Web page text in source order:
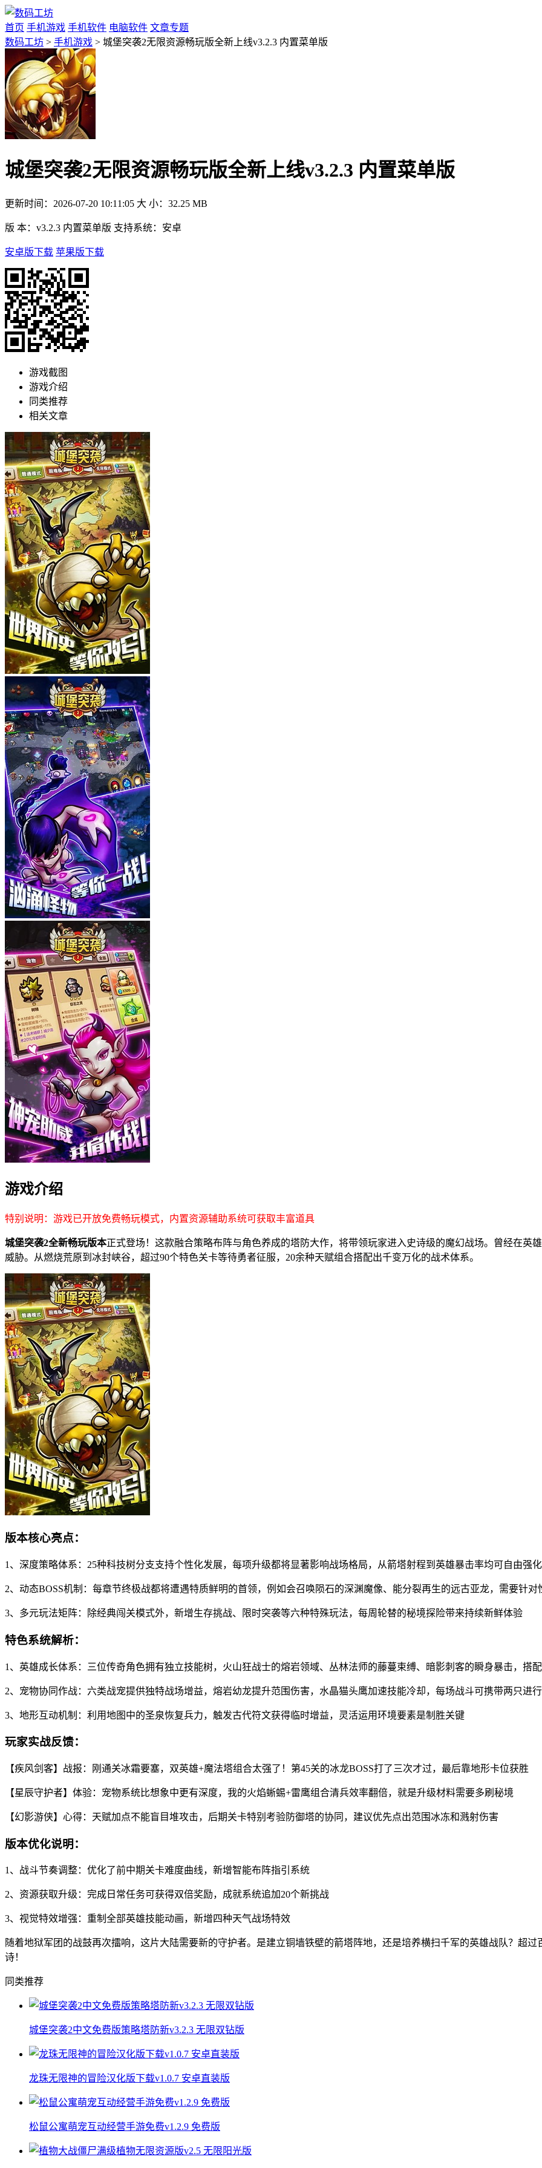
首页 手机游戏 手机软件 电脑软件 文章专题
数码工坊 > 手机游戏 > 城堡突袭2无限资源畅玩版全新上线v3.2.3 内置菜单版
城堡突袭2无限资源畅玩版全新上线v3.2.3 内置菜单版
更新时间： 2026-07-20 10:11:05 大 小： 32.25 MB
版 本： v3.2.3 内置菜单版 支持系统： 安卓
安卓版下载 苹果版下载
游戏截图
游戏介绍
同类推荐
相关文章
游戏介绍
特别说明：游戏已开放免费畅玩模式，内置资源辅助系统可获取丰富道具
城堡突袭2全新畅玩版本正式登场！这款融合策略布阵与角色养成的塔防大作，将带领玩家进入史诗级的魔幻战场。曾经在英
威胁。从燃烧荒原到冰封峡谷，超过90个特色关卡等待勇者征服，20余种天赋组合搭配出千变万化的战术体系。
版本核心亮点：
1、深度策略体系：25种科技树分支支持个性化发展，每项升级都将显著影响战场格局，从箭塔射程到英雄暴击率均可自由强化
2、动态BOSS机制：每章节终极战都将遭遇特质鲜明的首领，例如会召唤陨石的深渊魔像、能分裂再生的远古亚龙，需要针对
3、多元玩法矩阵：除经典闯关模式外，新增生存挑战、限时突袭等六种特殊玩法，每周轮替的秘境探险带来持续新鲜体验
特色系统解析：
1、英雄成长体系：三位传奇角色拥有独立技能树，火山狂战士的熔岩领域、丛林法师的藤蔓束缚、暗影刺客的瞬身暴击，搭
2、宠物协同作战：六类战宠提供独特战场增益，熔岩幼龙提升范围伤害，水晶猫头鹰加速技能冷却，每场战斗可携带两只进
3、地形互动机制：利用地图中的圣泉恢复兵力，触发古代符文获得临时增益，灵活运用环境要素是制胜关键
玩家实战反馈：
【疾风剑客】战报：刚通关冰霜要塞，双英雄+魔法塔组合太强了！第45关的冰龙BOSS打了三次才过，最后靠地形卡位获胜
【星辰守护者】体验：宠物系统比想象中更有深度，我的火焰蜥蜴+雷鹰组合清兵效率翻倍，就是升级材料需要多刷秘境
【幻影游侠】心得：天赋加点不能盲目堆攻击，后期关卡特别考验防御塔的协同，建议优先点出范围冰冻和溅射伤害
版本优化说明：
1、战斗节奏调整：优化了前中期关卡难度曲线，新增智能布阵指引系统
2、资源获取升级：完成日常任务可获得双倍奖励，成就系统追加20个新挑战
3、视觉特效增强：重制全部英雄技能动画，新增四种天气战场特效
随着地狱军团的战鼓再次擂响，这片大陆需要新的守护者。是建立铜墙铁壁的箭塔阵地，还是培养横扫千军的英雄战队？超
诗！
同类推荐
城堡突袭2中文免费版策略塔防新v3.2.3 无限双钻版
龙珠无限神的冒险汉化版下载v1.0.7 安卓直装版
松鼠公寓萌宠互动经营手游免费v1.2.9 免费版